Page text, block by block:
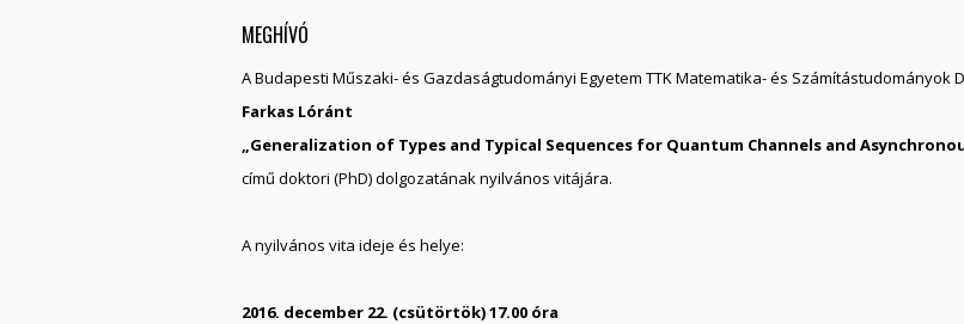
MEGHÍVÓ
A Budapesti Műszaki- és Gazdaságtudományi Egyetem TTK Matematika- és Számítástudományok
Farkas Lóránt
„Generalization of Types and Typical Sequences for Quantum Channels and
című doktori (PhD) dolgozatának nyilvános vitájára.
A nyilvános vita ideje és helye:
2016. december 22. (csütörtök) 17.00 óra